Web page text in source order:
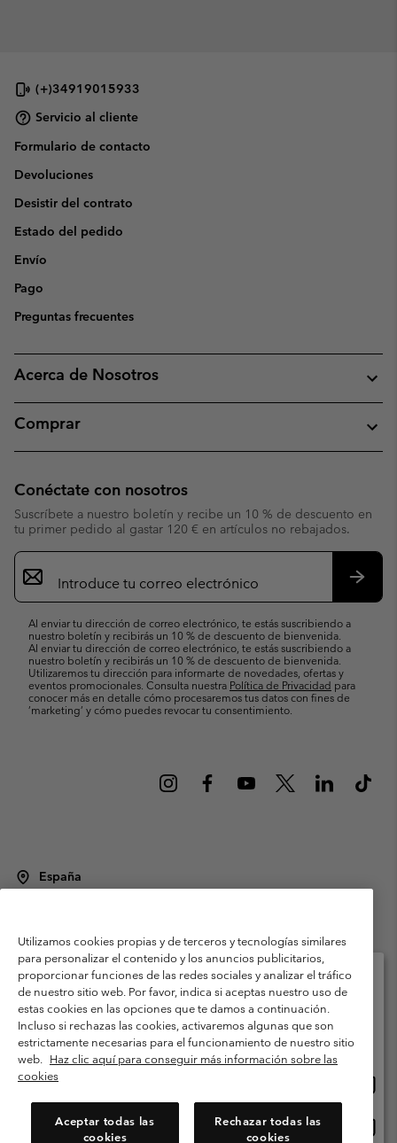
(+)34919015933
Servicio al cliente
Formulario de contacto
Devoluciones
Desistir del contrato
Estado del pedido
Envío
Pago
Preguntas frecuentes
Acerca de Nosotros
Comprar
Conéctate con nosotros
Suscríbete a nuestro boletín y recibe un 10 % de descuento en
tu primer pedido al gastar 120 € en artículos no rebajados.
Suscripción
de
correo
Al enviar tu dirección de correo electrónico, te estás suscribiendo a
nuestro boletín y recibirás un 10 % de descuento de bienvenida.
Al enviar tu dirección de correo electrónico, te estás suscribiendo a
nuestro boletín y recibirás un 10 % de descuento de bienvenida.
Utilizaremos tu dirección para informarte de novedades, ofertas y
eventos promocionales. Consulta nuestra Política de Privacidad para
conocer más en detalle cómo procesaremos tus datos con fines de
’marketing’ y cómo puedes revocar tu consentimiento.
España
Condiciones de uso
Terminos de Venta
Garantía
Política de Privacidad
Términos y condiciones del programa de miembros
Términos De Uso Del Contenido Generado Por Los Usuarios
Impressum
Cookies Public CBCR
Utilizamos cookies propias y de terceros y tecnologías similares
para personalizar el contenido y los anuncios publicitarios,
proporcionar funciones de las redes sociales y analizar el tráfico
de nuestro sitio web. Por favor, indica si aceptas nuestro uso de
estas cookies en las opciones que te damos a continuación.
Incluso si rechazas las cookies, activaremos algunas que son
estrictamente necesarias para el funcionamiento de nuestro sitio
web. Haz clic aquí para conseguir más información sobre las
cookies
Aceptar todas las
cookies
Rechazar todas las
cookies
Selecciona tu país e idioma envío
Compras en línea disponibles
línea
España